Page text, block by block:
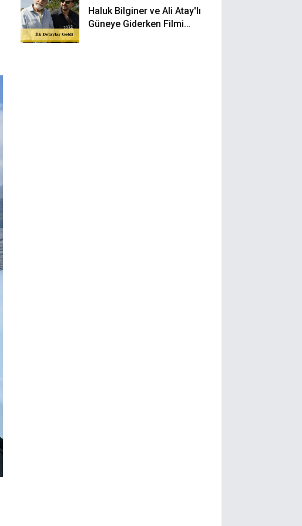
Haluk Bilginer ve Ali Atay'lı
Güneye Giderken Filmi